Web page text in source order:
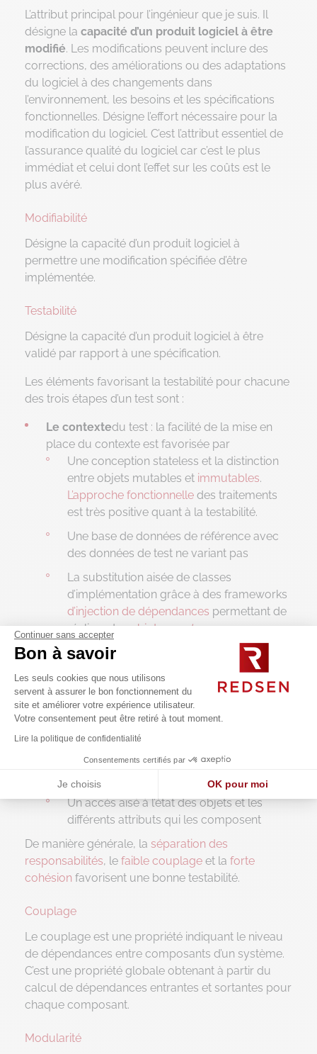
L’attribut principal pour l’ingénieur que je suis. Il
désigne la capacité d’un produit logiciel à être
modifié. Les modifications peuvent inclure des
corrections, des améliorations ou des adaptations
du logiciel à des changements dans
l’environnement, les besoins et les spécifications
fonctionnelles. Désigne l’effort nécessaire pour la
modification du logiciel. C’est l’attribut essentiel de
l’assurance qualité du logiciel car c’est le plus
immédiat et celui dont l’effet sur les coûts est le
plus avéré.
Modifiabilité
Désigne la capacité d’un produit logiciel à
permettre une modification spécifiée d’être
implémentée.
Testabilité
Désigne la capacité d’un produit logiciel à être
validé par rapport à une spécification.
Les éléments favorisant la testabilité pour chacune
des trois étapes d’un test sont :
Le contextedu test : la facilité de la mise en
place du contexte est favorisée par
Une conception stateless et la distinction
entre objets mutables et immutables.
L’approche fonctionnelle des traitements
est très positive quant à la testabilité.
Une base de données de référence avec
des données de test ne variant pas
La substitution aisée de classes
d’implémentation grâce à des frameworks
d’injection de dépendances permettant de
réaliser desobjetsmock.
Les actionstestées :
Une séparation entre traitements métiers et
persistance, afin de ne tester qu’une
responsabilité à la fois.
Un rollback de tous les traitements
invoqués
actions :
Un accès aisé à l’état des objets et les
différents attributs qui les composent
De manière générale, la séparation des
responsabilités, le faible couplage et la forte
cohésion favorisent une bonne testabilité.
Couplage
Le couplage est une propriété indiquant le niveau
de dépendances entre composants d’un système.
C’est une propriété globale obtenant à partir du
calcul de dépendances entrantes et sortantes pour
chaque composant.
Modularité
Continuer sans accepter
Bon à savoir
Les seuls cookies que nous utilisons
servent à assurer le bon fonctionnement du
site et améliorer votre expérience utilisateur.
Votre consentement peut être retiré à tout moment.
Lire la politique de confidentialité
Consentements certifiés par
Je choisis OK pour moi
Axeptio consent
Plateforme de Gestion du Consentement : Personnalisez vos